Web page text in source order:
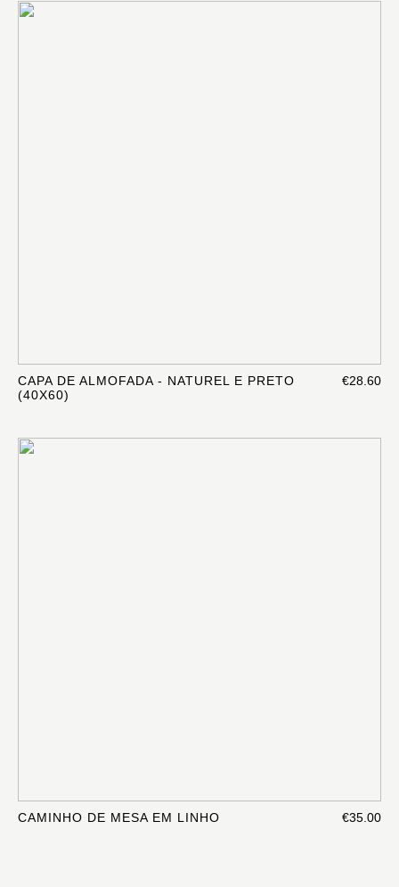
CAPA DE ALMOFADA - NATUREL E PRETO
(40X60)
€28.60
CAMINHO DE MESA EM LINHO €35.00